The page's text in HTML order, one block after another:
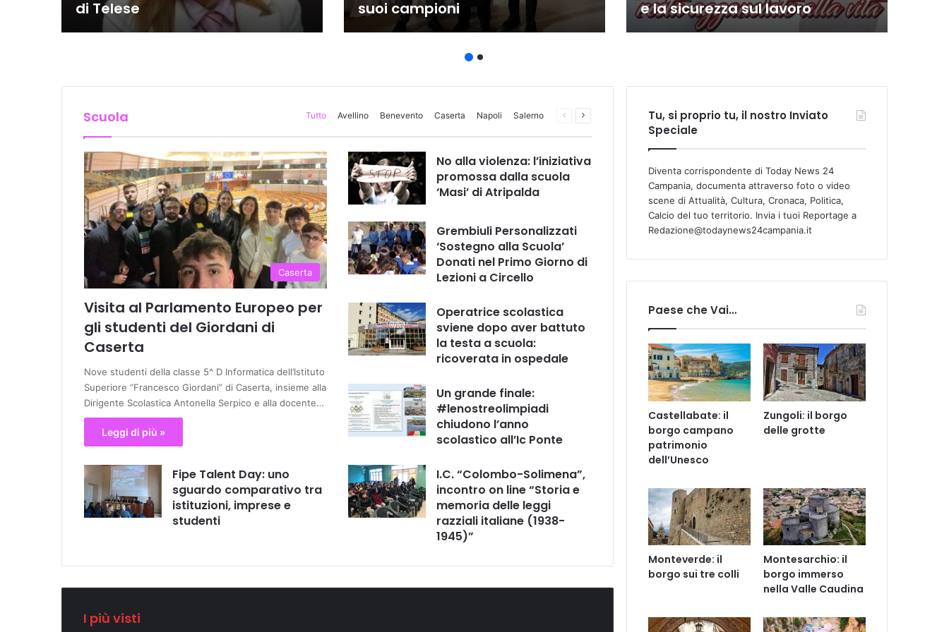
di Telese
suoi campioni
e la sicurezza sul lavoro
Scuola Tutto Avellino Benevento Caserta Napoli Salerno
Pagina
Caserta
Visita al Parlamento Europeo per
gli studenti del Giordani di
Caserta
Nove studenti della classe 5^ D Informatica dell’Istituto
Superiore “Francesco Giordani” di Caserta, insieme alla
Dirigente Scolastica Antonella Serpico e alla docente…
Leggi di più »
No alla violenza: l’iniziativa
promossa dalla scuola
‘Masi’ di Atripalda
Grembiuli Personalizzati
‘Sostegno alla Scuola’
Donati nel Primo Giorno di
Lezioni a Circello
Operatrice scolastica
sviene dopo aver battuto
la testa a scuola:
ricoverata in ospedale
Un grande finale:
#lenostreolimpiadi
chiudono l’anno
scolastico all’Ic Ponte
Fipe Talent Day: uno
sguardo comparativo tra
istituzioni, imprese e
studenti
I.C. “Colombo-Solimena”,
incontro on line “Storia e
memoria delle leggi
razziali italiane (1938-
1945)”
I più visti
Tu, si proprio tu, il nostro Inviato
Speciale
Diventa corrispondente di Today News 24
Campania, documenta attraverso foto o video
scene di Attualità, Cultura, Cronaca, Politica,
Calcio del tuo territorio. Invia i tuoi Reportage a
Redazione@todaynews24campania.it
Paese che Vai…
Castellabate: il
borgo campano
patrimonio
dell’Unesco
Zungoli: il borgo
delle grotte
Monteverde: il
borgo sui tre colli
Montesarchio: il
borgo immerso
nella Valle Caudina